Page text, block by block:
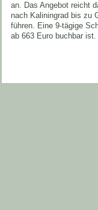
an. Das Angebot reicht
nach Kaliningrad bis zu
führen. Eine 9-tägige
ab 663 Euro buchbar ist.